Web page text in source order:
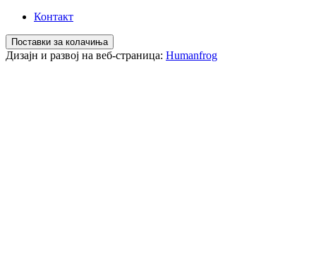
Контакт
Поставки за колачиња
Дизајн и развој на веб-страница: Humanfrog